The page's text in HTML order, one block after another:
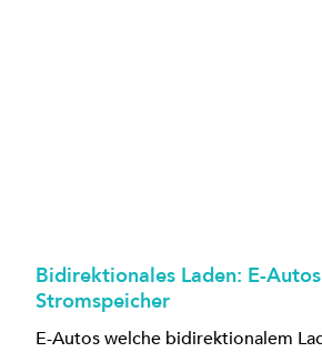
Bidirektionales Laden: E-
Stromspeicher
E-Autos welche bidirektionalem